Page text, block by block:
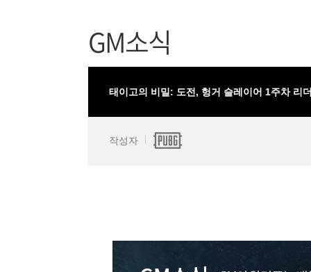
GM소식
태이고의 비밀: 도전, 헝거 슬레이어 1주차 리
작성자